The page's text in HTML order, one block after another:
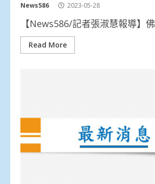
News586 2023-05-28
【News586/記者張淑慧報導】佛
Read More